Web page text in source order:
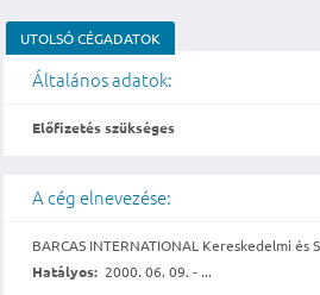
UTOLSÓ CÉGADATOK
Általános adatok:
Előfizetés szükséges
A cég elnevezése:
BARCAS INTERNATIONAL Kereskedelmi
Hatályos: 2000. 06. 09. - ...